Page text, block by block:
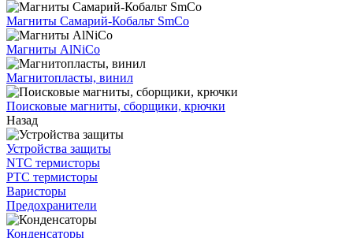
Магниты Самарий-Кобальт SmCo
Магниты AlNiCo
Магнитопласты, винил
Поисковые магниты, сборщики, крючки
Назад
Устройства защиты
NTC термисторы
PTC термисторы
Варисторы
Предохранители
Конденсаторы